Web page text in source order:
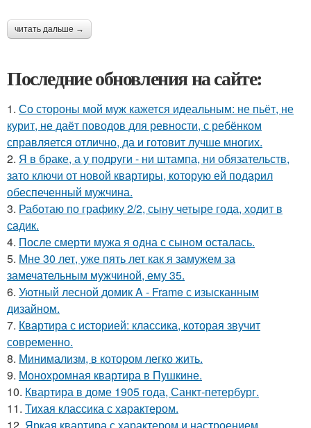
читать дальше →
Последние обновления на сайте:
1. Со стороны мой муж кажется идеальным: не пьёт, не
курит, не даёт поводов для ревности, с ребёнком
справляется отлично, да и готовит лучше многих.
2. Я в браке, а у подруги - ни штампа, ни обязательств,
зато ключи от новой квартиры, которую ей подарил
обеспеченный мужчина.
3. Работаю по графику 2/2, сыну четыре года, ходит в
садик.
4. После смерти мужа я одна с сыном осталась.
5. Мне 30 лет, уже пять лет как я замужем за
замечательным мужчиной, ему 35.
6. Уютный лесной домик A - Frame с изысканным
дизайном.
7. Квартира с историей: классика, которая звучит
современно.
8. Минимализм, в котором легко жить.
9. Монохромная квартира в Пушкине.
10. Квартира в доме 1905 года, Санкт-петербург.
11. Тихая классика с характером.